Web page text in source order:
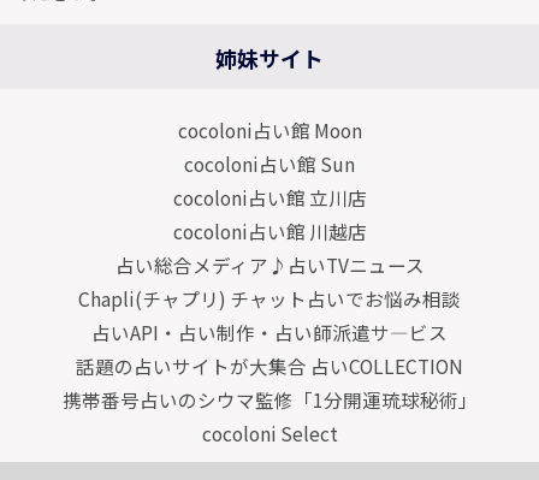
姉妹サイト
cocoloni占い館 Moon
cocoloni占い館 Sun
cocoloni占い館 立川店
cocoloni占い館 川越店
占い総合メディア♪占いTVニュース
Chapli(チャプリ) チャット占いでお悩み相談
占いAPI・占い制作・占い師派遣サ―ビス
話題の占いサイトが大集合 占いCOLLECTION
携帯番号占いのシウマ監修「1分開運琉球秘術」
cocoloni Select